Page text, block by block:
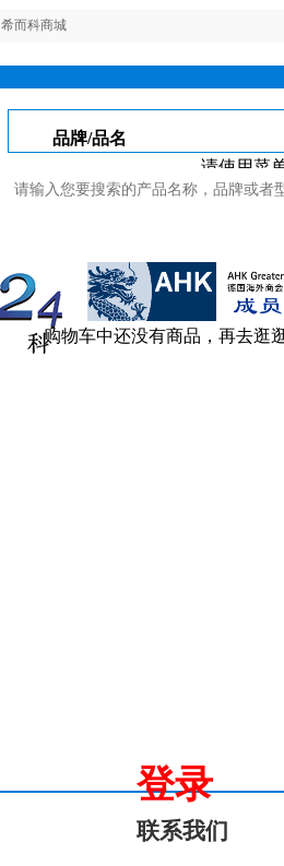
希而科商城
请使用菜
购物车中还没有商品，再去逛
品牌/品名
登录
联系我们